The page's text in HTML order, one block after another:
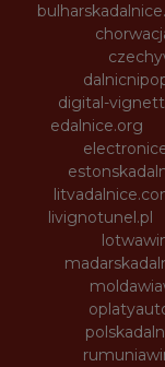
digital-
edalnice.org
livignotunel.pl